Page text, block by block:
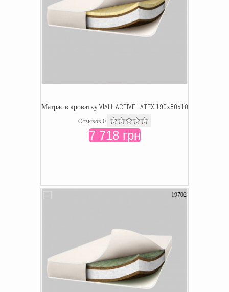
Матрас в кроватку VIALL ACTIVE LATEX 190х80х10
Отзывов 0
7 718 грн
19702